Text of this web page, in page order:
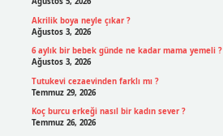
Akrilik boya neyle çıkar ?
Ağustos 3, 2026
6 aylık bir bebek günde ne kadar mama yemeli ?
Ağustos 3, 2026
Tutukevi cezaevinden farklı mı ?
Temmuz 29, 2026
Koç burcu erkeği nasıl bir kadın sever ?
Temmuz 26, 2026